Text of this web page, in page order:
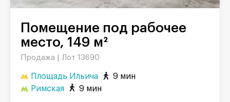
Помещение под рабочее
место, 149 м²
Продажа | Лот 13690
Площадь Ильича
9 мин
Римская
9 мин